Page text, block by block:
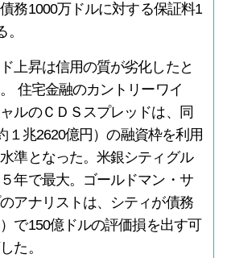
務1000万ドルに対する保証料1
上昇は信用の質が劣化したと
住宅金融のカントリーワイ
ルのＣＤＳスプレッドは、同
１兆2620億円）の融資枠を利用
準となった。米銀シティグル
年で最大。ゴールドマン・サ
アナリストは、シティが債務
で150億ドルの評価損を出す可
た。